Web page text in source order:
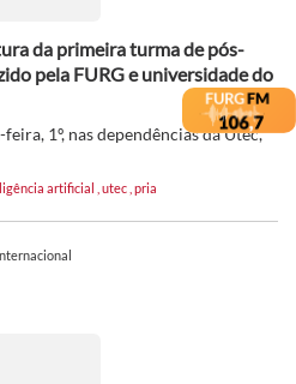
da primeira turma de pós-
pela FURG e universidade do
1º, nas dependências da Utec,
artificial utec pria